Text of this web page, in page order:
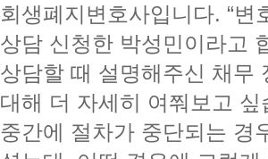
회생폐지변호사입니다. “변
상담 신청한 박성민이라고
상담할 때 설명해주신 채무
대해 더 자세히 여쭤보고 싶
중간에 절차가 중단되는 경